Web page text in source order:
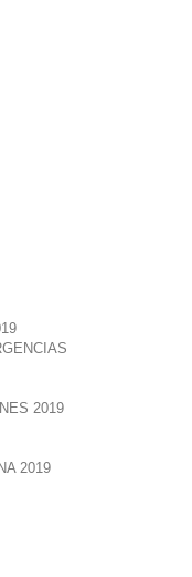
2019
2019